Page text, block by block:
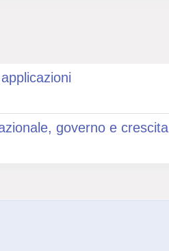
governo e crescita